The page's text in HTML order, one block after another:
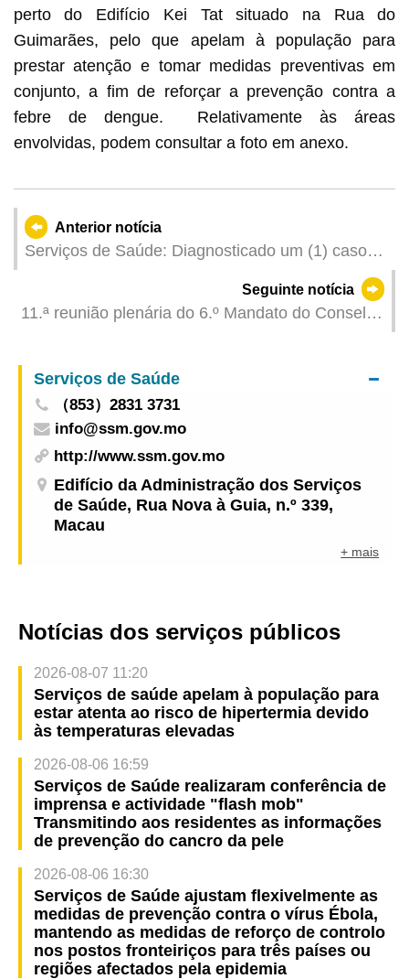
perto do Edifício Kei Tat situado na Rua do
Guimarães, pelo que apelam à população para
prestar atenção e tomar medidas preventivas em
conjunto, a fim de reforçar a prevenção contra a
febre de dengue. Relativamente às áreas
envolvidas, podem consultar a foto em anexo.
Anterior notícia
Serviços de Saúde: Diagnosticado um (1) caso
Seguinte notícia
11.ª reunião plenária do 6.º Mandato do Conselho
Serviços de Saúde
（853）2831 3731
info@ssm.gov.mo
http://www.ssm.gov.mo
Edifício da Administração dos Serviços
de Saúde, Rua Nova à Guia, n.º 339,
Macau
+ mais
Notícias dos serviços públicos
2026-08-07 11:20
Serviços de saúde apelam à população para
estar atenta ao risco de hipertermia devido
às temperaturas elevadas
2026-08-06 16:59
Serviços de Saúde realizaram conferência de
imprensa e actividade "flash mob"
Transmitindo aos residentes as informações
de prevenção do cancro da pele
2026-08-06 16:30
Serviços de Saúde ajustam flexivelmente as
medidas de prevenção contra o vírus Ébola,
mantendo as medidas de reforço de controlo
nos postos fronteiriços para três países ou
regiões afectados pela epidemia